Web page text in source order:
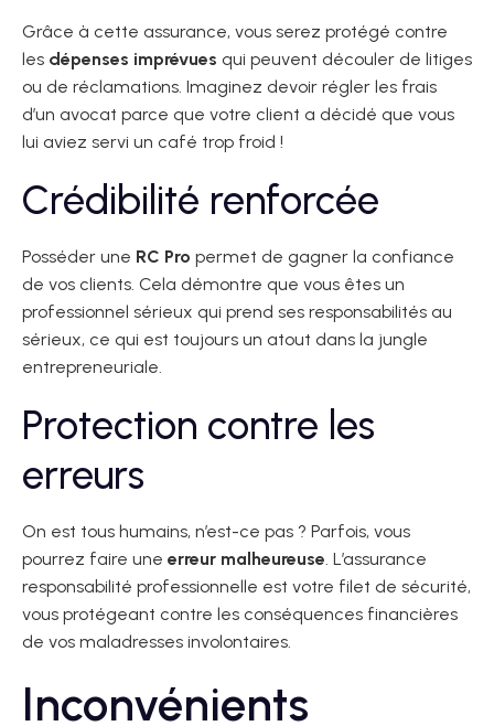
Grâce à cette assurance, vous serez protégé contre
les dépenses imprévues qui peuvent découler de litiges
ou de réclamations. Imaginez devoir régler les frais
d’un avocat parce que votre client a décidé que vous
lui aviez servi un café trop froid !
Crédibilité renforcée
Posséder une RC Pro permet de gagner la confiance
de vos clients. Cela démontre que vous êtes un
professionnel sérieux qui prend ses responsabilités au
sérieux, ce qui est toujours un atout dans la jungle
entrepreneuriale.
Protection contre les
erreurs
On est tous humains, n’est-ce pas ? Parfois, vous
pourrez faire une erreur malheureuse. L’assurance
responsabilité professionnelle est votre filet de sécurité,
vous protégeant contre les conséquences financières
de vos maladresses involontaires.
Inconvénients